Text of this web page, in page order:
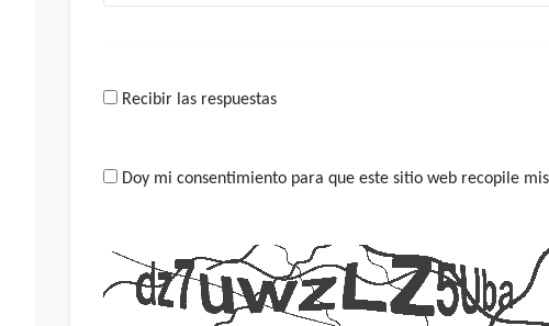
Recibir las respuestas
Doy mi consentimiento para que este sitio web recopile